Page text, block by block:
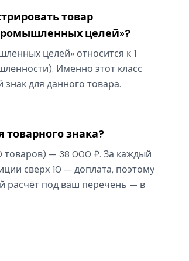
товар
целей»?
целей» относится к 1
Именно этот класс
для данного товара.
товарного знака?
товаров) — 38 000 ₽. За каждый
сверх 10 — доплата, поэтому
расчёт под ваш перечень — в